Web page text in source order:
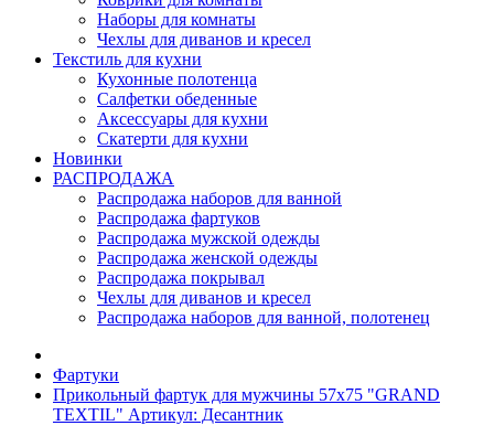
Наборы для комнаты
Чехлы для диванов и кресел
Текстиль для кухни
Кухонные полотенца
Салфетки обеденные
Аксессуары для кухни
Скатерти для кухни
Новинки
РАСПРОДАЖА
Распродажа наборов для ванной
Распродажа фартуков
Распродажа мужской одежды
Распродажа женской одежды
Распродажа покрывал
Чехлы для диванов и кресел
Распродажа наборов для ванной, полотенец
Фартуки
Прикольный фартук для мужчины 57х75 "GRAND
TEXTIL" Артикул: Десантник